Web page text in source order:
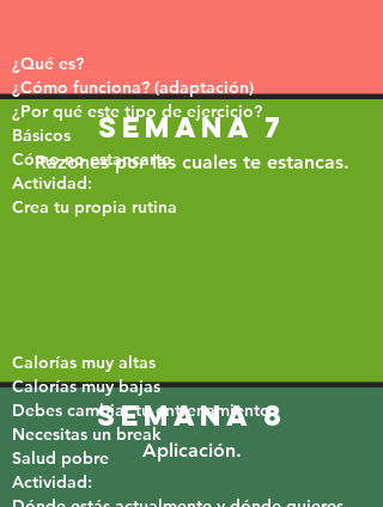
semana 7
Razones por las cuales te estancas.
semana 8
Aplicación.
¿Qué es?
¿Cómo funciona? (adaptación)
¿Por qué este tipo de ejercicio?
Básicos
Cómo no estancarte
Actividad:
Crea tu propia rutina​
Calorías muy altas
Calorías muy bajas
Debes cambiar tu entrenamiento
Necesitas un break
Salud pobre
Actividad: